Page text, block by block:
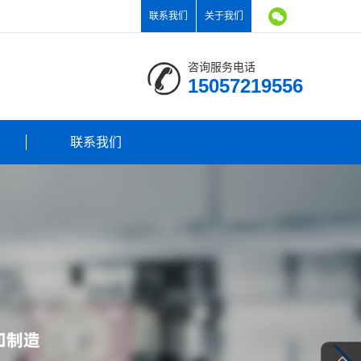
联系我们 关于我们
咨询服务电话
15057219556
联系我们